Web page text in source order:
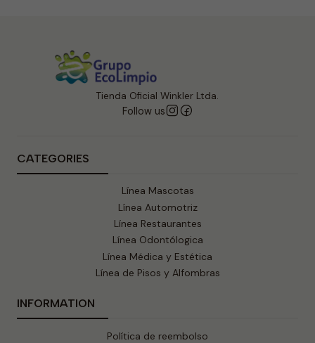
Tienda Oficial Winkler Ltda.
Follow us
CATEGORIES
Línea Mascotas
Línea Automotriz
Línea Restaurantes
Línea Odontólogica
Línea Médica y Estética
Línea de Pisos y Alfombras
INFORMATION
Política de reembolso